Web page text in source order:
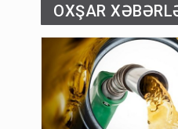
OXŞAR